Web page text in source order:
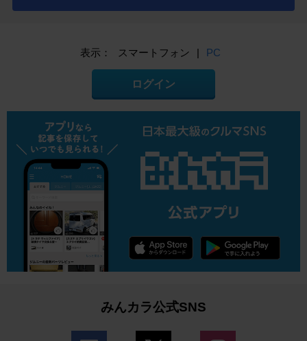
表示： スマートフォン | PC
ログイン
みんカラ公式SNS